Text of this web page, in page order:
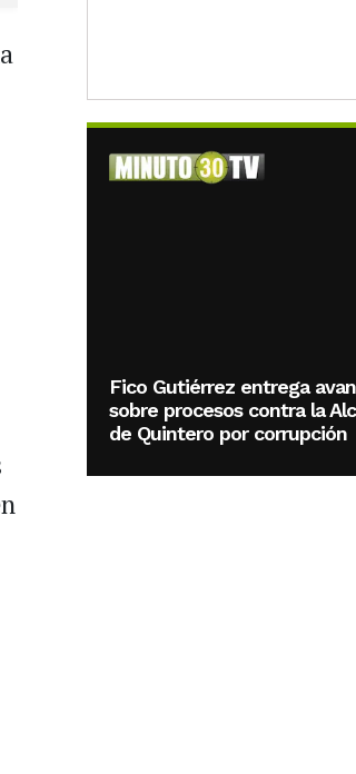
Fico Gutiérrez entrega
sobre procesos contra la
de Quintero por corrupción